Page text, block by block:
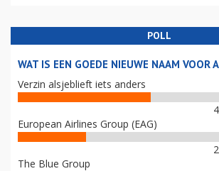
POLL
WAT IS EEN GOEDE NIEUWE NAAM VOOR
Verzin alsjeblieft iets anders
European Airlines Group (EAG)
The Blue Group